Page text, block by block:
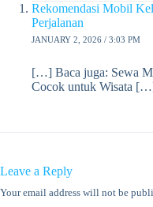
Rekomendasi Mobil
Perjalanan
JANUARY 2, 2026 / 3:03 PM
[…] Baca juga: Sewa
Cocok untuk Wisata
Leave a Reply
Your email address will not be